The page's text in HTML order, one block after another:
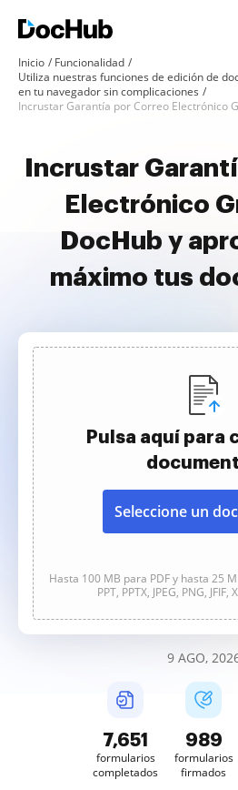
Inicio
Funcionalidad
Utiliza nuestras funciones de edición de
en tu navegador sin complicaciones
Incrustar Garantía por Correo Electrónico
Incrustar
Electrónico
DocHub y
máximo tus
Pulsa aquí para
Seleccione un
Hasta 100 MB para PDF y hasta 25
PPT, PPTX, JPEG, PNG, JFIF,
9 AGO,
7,652
formularios
completados
989
formularios
firmados